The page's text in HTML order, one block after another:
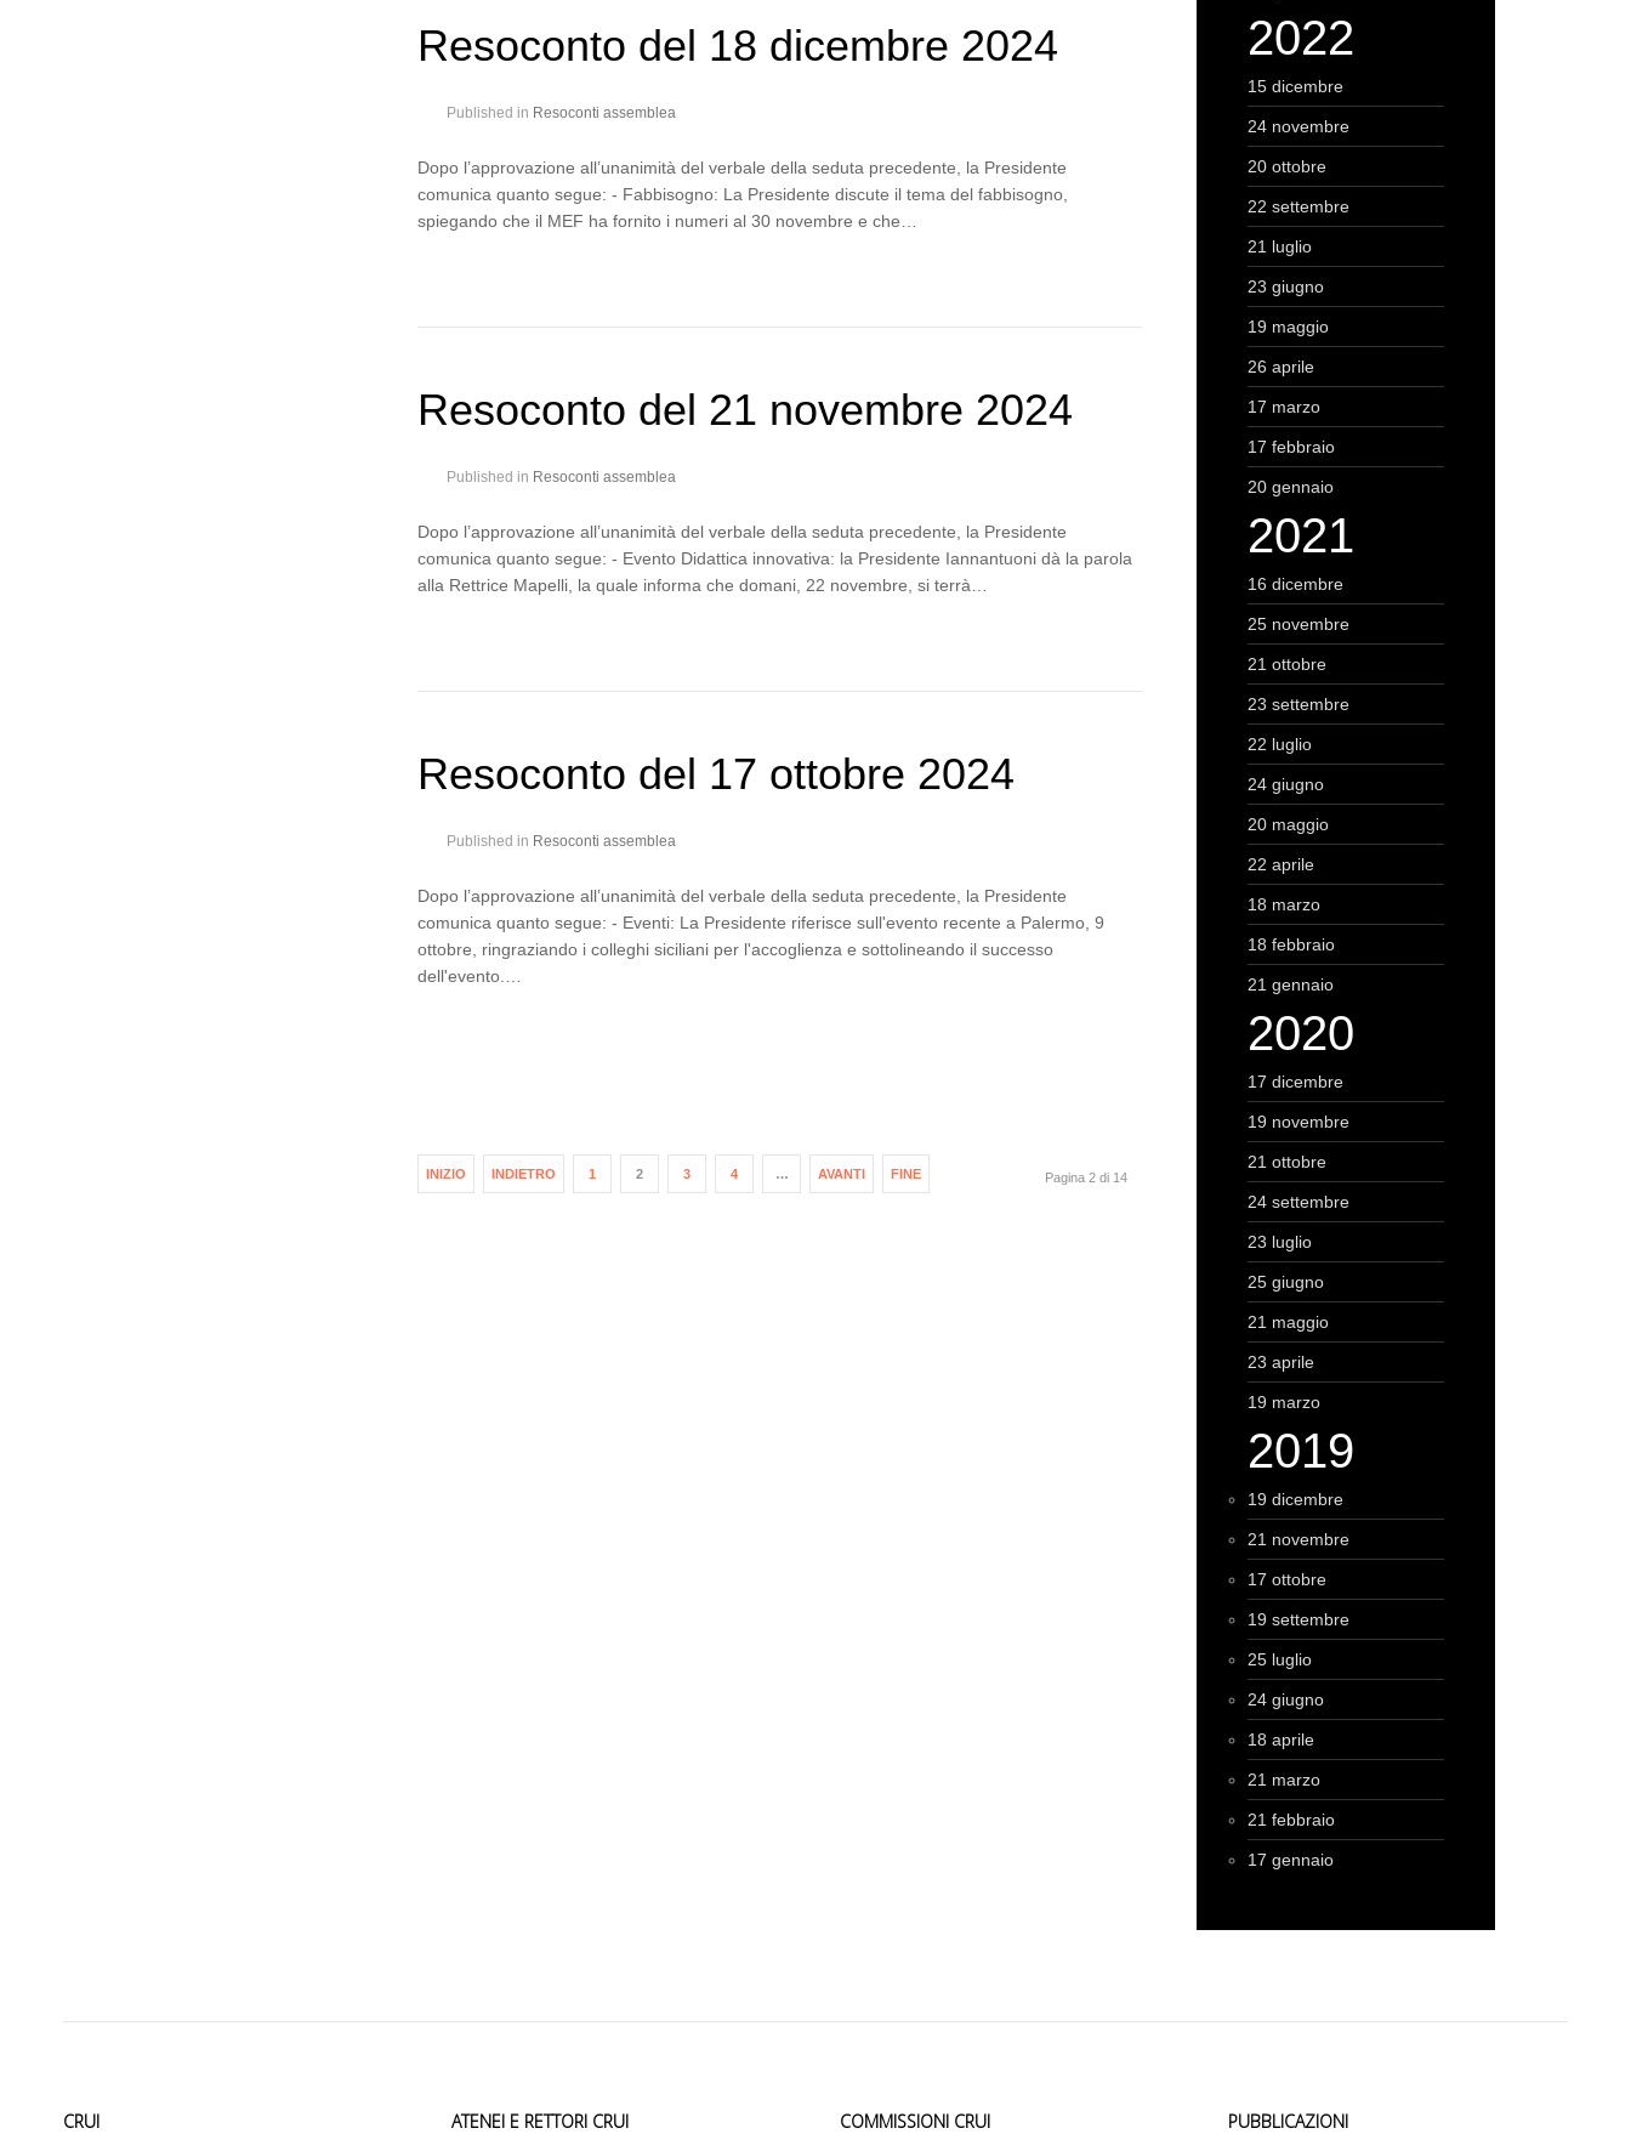
Resoconto del 18 dicembre 2024
Published in Resoconti assemblea
Dopo l’approvazione all’unanimità del verbale della seduta precedente, la Presidente
comunica quanto segue: - Fabbisogno: La Presidente discute il tema del fabbisogno,
spiegando che il MEF ha fornito i numeri al 30 novembre e che…
Resoconto del 21 novembre 2024
Published in Resoconti assemblea
Dopo l’approvazione all’unanimità del verbale della seduta precedente, la Presidente
comunica quanto segue: - Evento Didattica innovativa: la Presidente Iannantuoni dà la parola
alla Rettrice Mapelli, la quale informa che domani, 22 novembre, si terrà…
Resoconto del 17 ottobre 2024
Published in Resoconti assemblea
Dopo l’approvazione all’unanimità del verbale della seduta precedente, la Presidente
comunica quanto segue: - Eventi: La Presidente riferisce sull'evento recente a Palermo, 9
ottobre, ringraziando i colleghi siciliani per l'accoglienza e sottolineando il successo
dell'evento.…
INIZIO INDIETRO 1 2 3 4 … AVANTI FINE Pagina 2 di 14
2022
15 dicembre
24 novembre
20 ottobre
22 settembre
21 luglio
23 giugno
19 maggio
26 aprile
17 marzo
17 febbraio
20 gennaio
2021
16 dicembre
25 novembre
21 ottobre
23 settembre
22 luglio
24 giugno
20 maggio
22 aprile
18 marzo
18 febbraio
21 gennaio
2020
17 dicembre
19 novembre
21 ottobre
24 settembre
23 luglio
25 giugno
21 maggio
23 aprile
19 marzo
2019
19 dicembre
21 novembre
17 ottobre
19 settembre
25 luglio
24 giugno
18 aprile
21 marzo
21 febbraio
17 gennaio
CRUI ATENEI E RETTORI CRUI COMMISSIONI CRUI PUBBLICAZIONI